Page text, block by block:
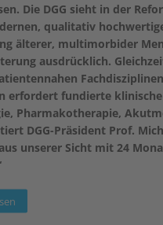
Die DGG sieht in der
qualitativ
älterer, multimorbider
ausdrücklich.
erfordert fundierte
Pharmakotherapie,
DGG-Präsident Prof.
unserer Sicht mit 24